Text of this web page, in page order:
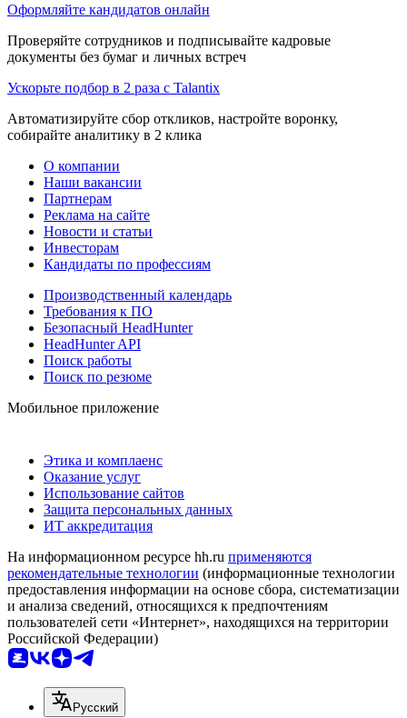
Оформляйте кандидатов онлайн
Проверяйте сотрудников и подписывайте кадровые
документы без бумаг и личных встреч
Ускорьте подбор в 2 раза с Talantix
Автоматизируйте сбор откликов, настройте воронку,
собирайте аналитику в 2 клика
О компании
Наши вакансии
Партнерам
Реклама на сайте
Новости и статьи
Инвесторам
Кандидаты по профессиям
Производственный календарь
Требования к ПО
Безопасный HeadHunter
HeadHunter API
Поиск работы
Поиск по резюме
Мобильное приложение
Этика и комплаенс
Оказание услуг
Использование сайтов
Защита персональных данных
ИТ аккредитация
На информационном ресурсе hh.ru применяются
рекомендательные технологии (информационные технологии
предоставления информации на основе сбора, систематизации
и анализа сведений, относящихся к предпочтениям
пользователей сети «Интернет», находящихся на территории
Российской Федерации)
Русский